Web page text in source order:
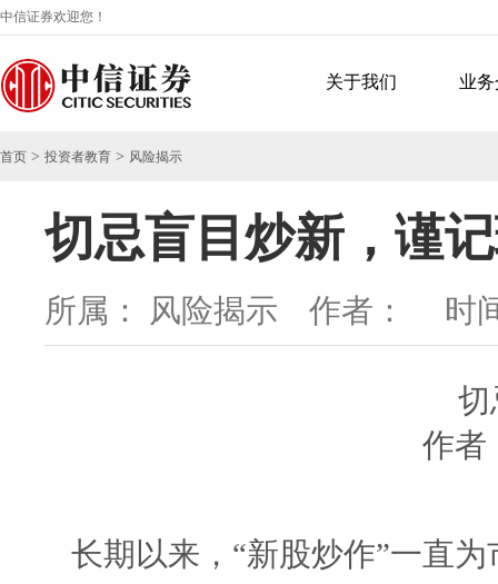
中信证券欢迎您！
关于我们 业
首页 > 投资者教育 > 风险揭示
切忌盲目炒新，谨
所属： 风险揭示 作者： 时
切
作者
长期以来，“新股炒作”一直